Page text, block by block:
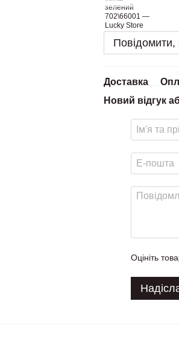
Повідомити,
Доставка
Новий відгук
Оцініть